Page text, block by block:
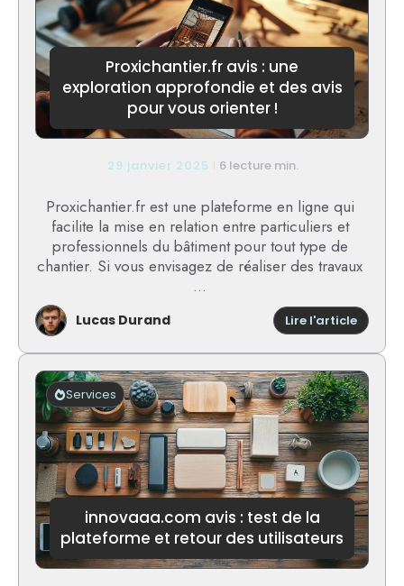
:
retour
sur
ses
et
Proxichantier.fr avis : une
exploration approfondie et des avis
pour vous orienter !
29 janvier 2025 6 lecture min.
Proxichantier.fr est une plateforme en ligne qui
facilite la mise en relation entre particuliers et
professionnels du bâtiment pour tout type de
chantier. Si vous envisagez de réaliser des travaux
...
Lucas Durand Lire l'article:
avis
:
une
et
des
avis
pour
vous
!
innovaaa.com avis : test de la
plateforme et retour des utilisateurs
Services